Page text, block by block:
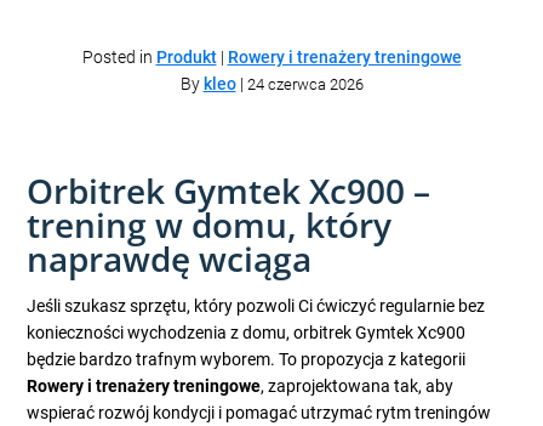
Posted in Produkt| Rowery i trenażery treningowe
By kleo| 24 czerwca 2026
Orbitrek Gymtek Xc900 –
trening w domu, który
naprawdę wciąga
Jeśli szukasz sprzętu, który pozwoli Ci ćwiczyć regularnie bez
konieczności wychodzenia z domu, orbitrek Gymtek Xc900
będzie bardzo trafnym wyborem. To propozycja z kategorii
Rowery i trenażery treningowe, zaprojektowana tak, aby
wspierać rozwój kondycji i pomagać utrzymać rytm treningów